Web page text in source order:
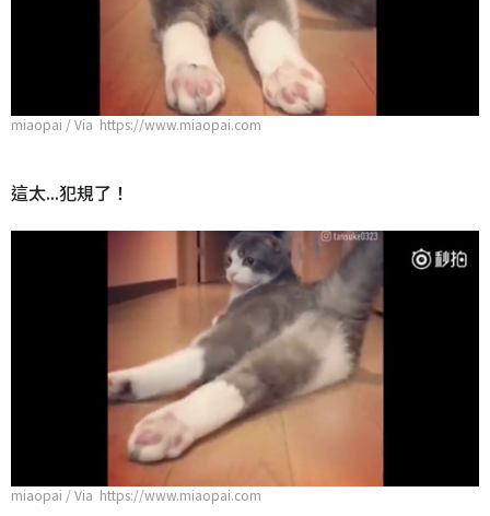
miaopai / Via https://www.miaopai.com
這太...犯規了！
miaopai / Via https://www.miaopai.com